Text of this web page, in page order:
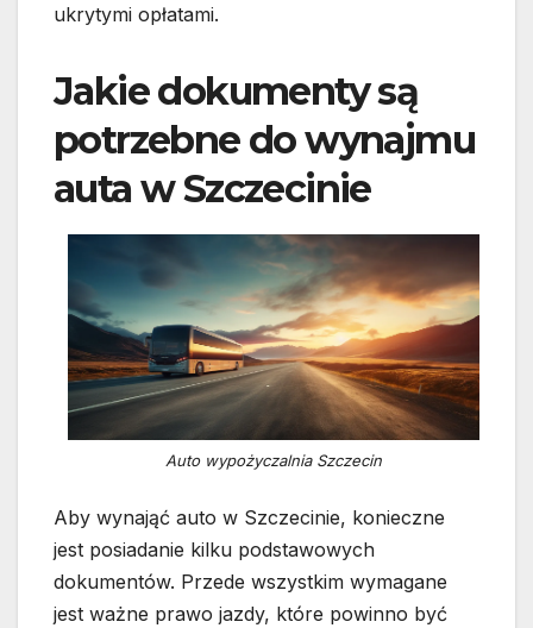
ukrytymi opłatami.
Jakie dokumenty są
potrzebne do wynajmu
auta w Szczecinie
Auto wypożyczalnia Szczecin
Aby wynająć auto w Szczecinie, konieczne
jest posiadanie kilku podstawowych
dokumentów. Przede wszystkim wymagane
jest ważne prawo jazdy, które powinno być